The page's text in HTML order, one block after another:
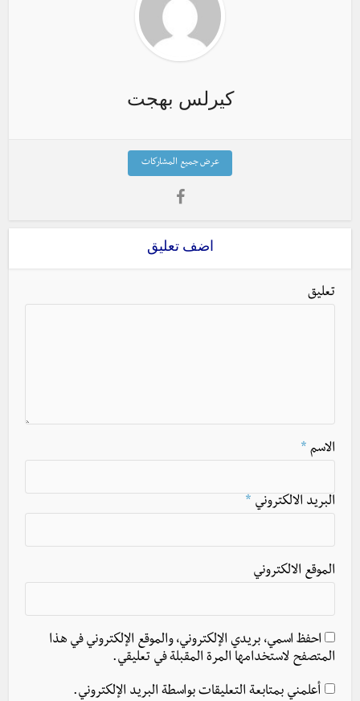
كيرلس بهجت
عرض جميع المشاركات
اضف تعليق
تعليق
الاسم *
البريد الالكتروني *
الموقع الالكتروني
احفظ اسمي، بريدي الإلكتروني، والموقع الإلكتروني في هذا
المتصفح لاستخدامها المرة المقبلة في تعليقي.
أعلمني بمتابعة التعليقات بواسطة البريد الإلكتروني.